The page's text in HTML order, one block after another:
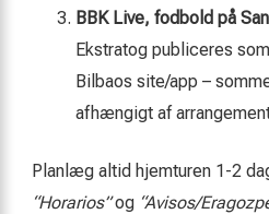
BBK Live, fodbold på
Ekstratog publiceres
Bilbaos site/app –
afhængigt af
Planlæg altid hjemturen 1-2
“Horarios”og “Avisos/